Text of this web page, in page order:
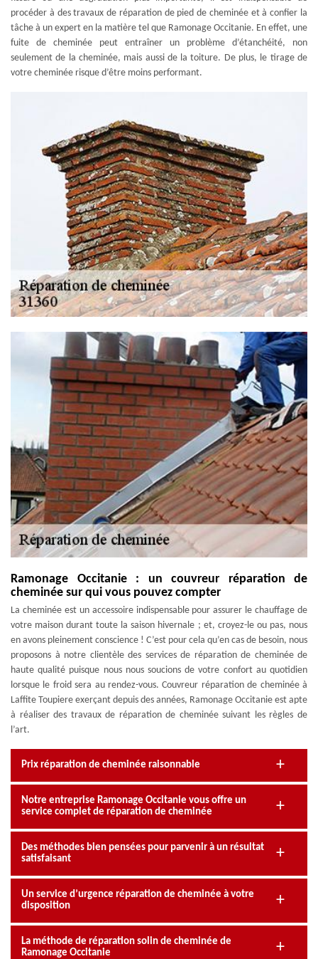
procéder à des travaux de réparation de pied de cheminée et à confier la
tâche à un expert en la matière tel que Ramonage Occitanie. En effet, une
fuite de cheminée peut entraîner un problème d’étanchéité, non
seulement de la cheminée, mais aussi de la toiture. De plus, le tirage de
votre cheminée risque d’être moins performant.
Ramonage Occitanie : un couvreur réparation de
cheminée sur qui vous pouvez compter
La cheminée est un accessoire indispensable pour assurer le chauffage de
votre maison durant toute la saison hivernale ; et, croyez-le ou pas, nous
en avons pleinement conscience ! C’est pour cela qu’en cas de besoin, nous
proposons à notre clientèle des services de réparation de cheminée de
haute qualité puisque nous nous soucions de votre confort au quotidien
lorsque le froid sera au rendez-vous. Couvreur réparation de cheminée à
Laffite Toupiere exerçant depuis des années, Ramonage Occitanie est apte
à réaliser des travaux de réparation de cheminée suivant les règles de
l’art.
Prix réparation de cheminée raisonnable
Notre entreprise Ramonage Occitanie vous offre un
service complet de réparation de cheminée
Des méthodes bien pensées pour parvenir à un résultat
satisfaisant
Un service d’urgence réparation de cheminée à votre
disposition
La méthode de réparation solin de cheminée de
Ramonage Occitanie